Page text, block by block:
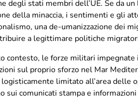
testo
degli stati membri dell’UE. Se da
della minaccia, i sentimenti e gli
una de-umanizzazione dei
a legittimare politiche
contesto, le forze militari
sul proprio sforzo nel Mar
logisticamente limitato all’area delle
sui comunicati stampa e